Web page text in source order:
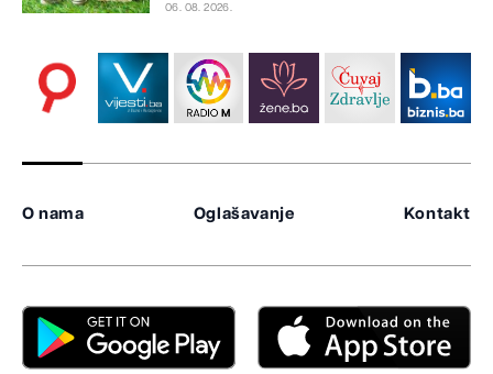
06. 08. 2026.
O nama Oglašavanje Kontakt